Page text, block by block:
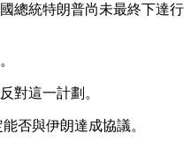
總統特朗普尚未最終下達行
對這一計劃。
否與伊朗達成協議。